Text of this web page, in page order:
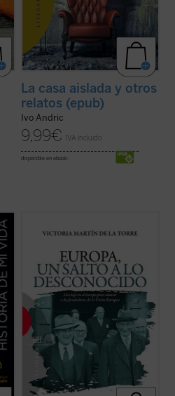
La casa aislada y otros
relatos (epub)
Ivo Andric
9,99€ IVA incluido
disponible en ebook:
relato de no ficción recrea la década en la
Comunidades Europeas (1948-1957), a
través de algunos de los principales
protagonistas de la construcción europea
(ver ficha)